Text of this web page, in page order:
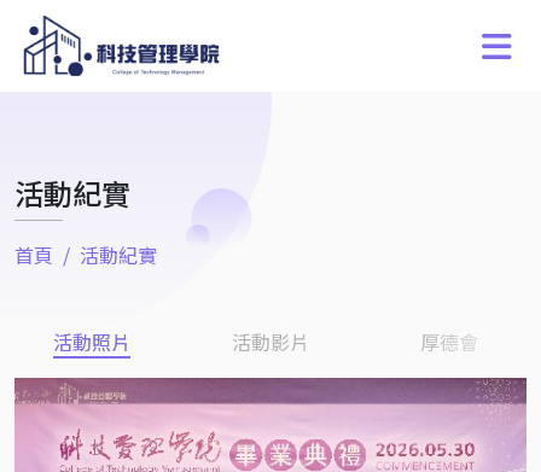
活動紀實
首頁 活動紀實
活動照片 活動影片 厚德會